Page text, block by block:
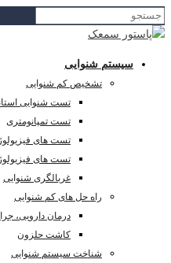
سیستم شنوایی
تشخیص کم شنوایی
تست شنوایی
تست تمپانومتری
تست های
تست های
غربالگری شنوایی
راه حل های کم شنوایی
درمان دارویی،
کاشت حلزون
شناخت سیستم شنوایی